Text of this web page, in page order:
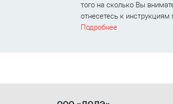
того на сколько Вы
отнесетесь к инструкциям
Подробнее